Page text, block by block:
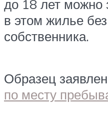
до 18 лет можно
в этом жилье
собственника.
Образец
по месту